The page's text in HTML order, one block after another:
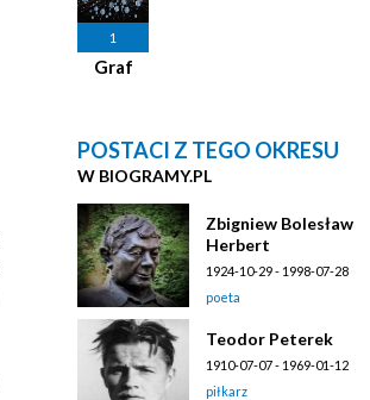
1
Graf
POSTACI Z TEGO OKRESU
W BIOGRAMY.PL
Zbigniew Bolesław
Herbert
1924-10-29 - 1998-07-28
poeta
Teodor Peterek
1910-07-07 - 1969-01-12
piłkarz